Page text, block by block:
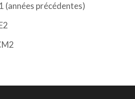
(années précédentes)